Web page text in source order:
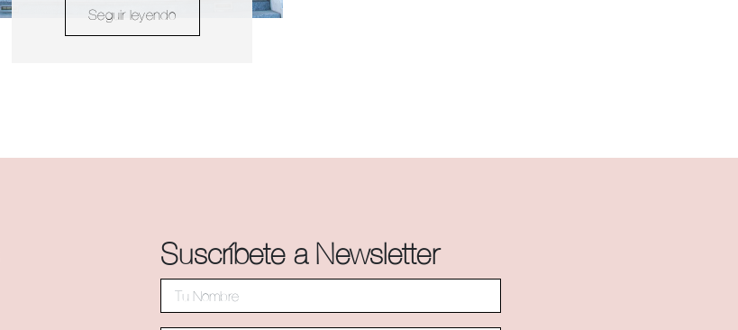
Seguir leyendo
Suscríbete a Newsletter